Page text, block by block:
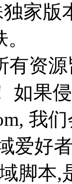
家
有资
如果
我
爱好
脚本